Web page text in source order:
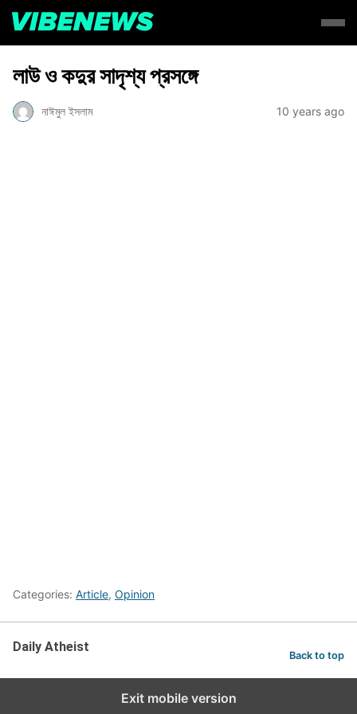
লাউ ও কদুর সাদৃশ্য প্রসঙ্গে
নাঈমুল ইসলাম 10 years ago
Categories: Article, Opinion
Daily Atheist
Back to top
Exit mobile version